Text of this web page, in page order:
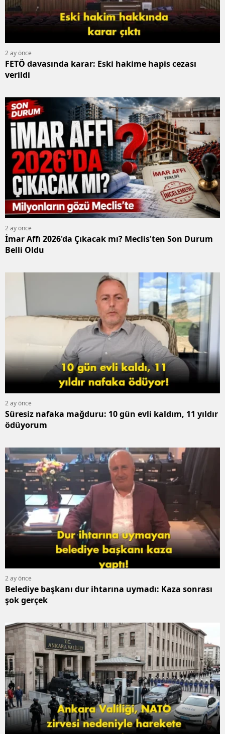
2 ay önce
FETÖ davasında karar: Eski hakime hapis cezası
verildi
2 ay önce
İmar Affı 2026'da Çıkacak mı? Meclis'ten Son Durum
Belli Oldu
2 ay önce
Süresiz nafaka mağduru: 10 gün evli kaldım, 11 yıldır
ödüyorum
2 ay önce
Belediye başkanı dur ihtarına uymadı: Kaza sonrası
şok gerçek